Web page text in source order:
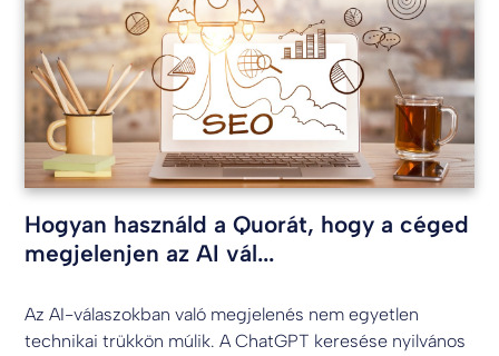
Hogyan használd a Quorát, hogy a céged
megjelenjen az AI vál...
Az AI-válaszokban való megjelenés nem egyetlen
technikai trükkön múlik. A ChatGPT keresése nyilvános